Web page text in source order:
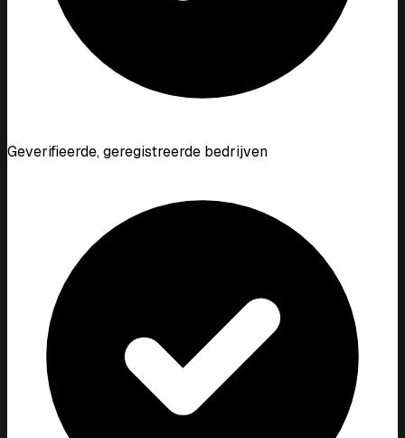
Geverifieerde, geregistreerde bedrijven